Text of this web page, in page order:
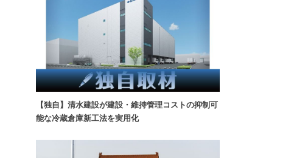
【独自】清水建設が建設・維持管理コストの抑制可
能な冷蔵倉庫新工法を実用化